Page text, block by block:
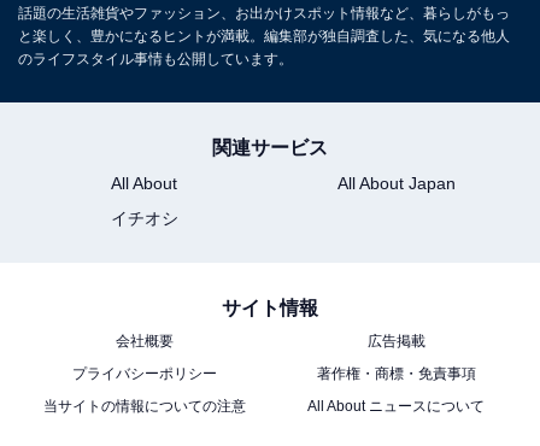
話題の生活雑貨やファッション、お出かけスポット情報など、暮らしがもっ
と楽しく、豊かになるヒントが満載。編集部が独自調査した、気になる他人
のライフスタイル事情も公開しています。
関連サービス
All About
All About Japan
イチオシ
サイト情報
会社概要
広告掲載
プライバシーポリシー
著作権・商標・免責事項
当サイトの情報についての注意
All About ニュースについて